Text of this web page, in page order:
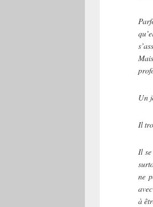
Un
Il
Il
ne
à